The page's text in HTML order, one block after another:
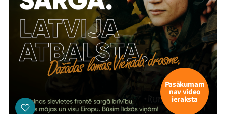
Ziedo
Veikals
Kontakti
Pasākumam
nav video
ieraksta